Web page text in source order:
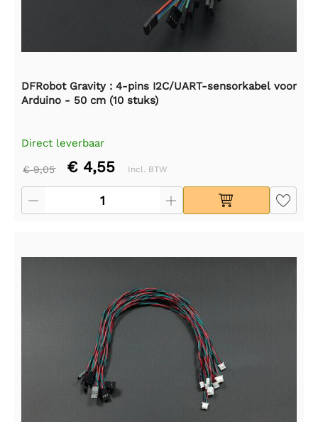
DFRobot Gravity : 4-pins I2C/UART-sensorkabel voor
Arduino - 50 cm (10 stuks)
Direct leverbaar
€ 9,05 € 4,55 Incl. BTW